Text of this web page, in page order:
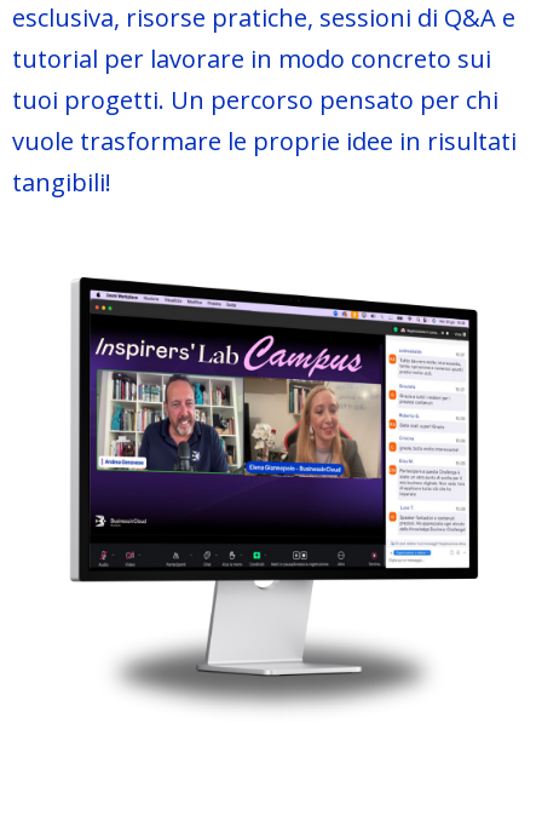
esclusiva, risorse pratiche, sessioni di Q&A e
tutorial per lavorare in modo concreto sui
tuoi progetti. Un percorso pensato per chi
vuole trasformare le proprie idee in risultati
tangibili!